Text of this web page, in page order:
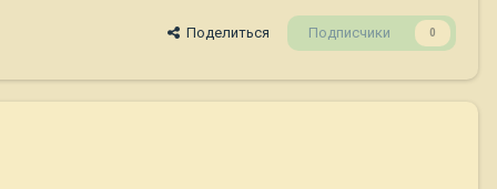
Поделиться Подписчики 0